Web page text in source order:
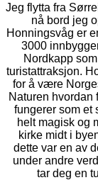
Jeg flytta fra
nå bord jeg
Honningsvåg er
3000
Nordkapp
turistattraksjon.
for å være
Naturen hvordan
fungerer som et
helt magisk og
kirke midt i
dette var en av
under andre
tar deg en